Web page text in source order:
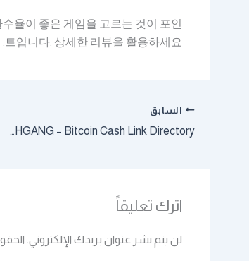
율이 좋은 게임을 고르는 것이 포인
트입니다. 상세한 리뷰을 활용하세요.
السابق
BCHGANG – Bitcoin Cash Link Directory
اترك تعليقاً
لن يتم نشر عنوان بريدك الإلكتروني.